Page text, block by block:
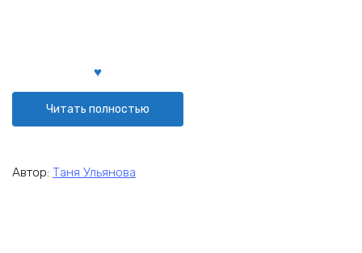
Читать полностью
Автор: Таня Ульянова